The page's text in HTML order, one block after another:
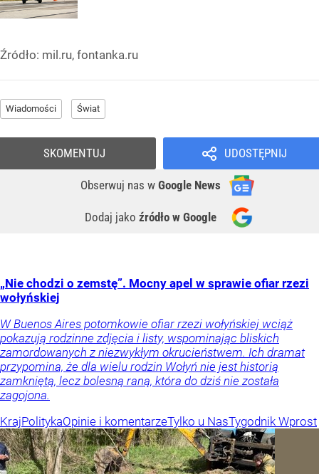
Źródło: mil.ru, fontanka.ru
Wiadomości Świat
UDOSTĘPNIJ
Obserwuj nas w Google News
Dodaj jako źródło w Google
SKOMENTUJ
„Nie chodzi o zemstę”. Mocny apel w sprawie ofiar rzezi
wołyńskiej
W Buenos Aires potomkowie ofiar rzezi wołyńskiej wciąż
pokazują rodzinne zdjęcia i listy, wspominając bliskich
zamordowanych z niezwykłym okrucieństwem. Ich dramat
przypomina, że dla wielu rodzin Wołyń nie jest historią
zamkniętą, lecz bolesną raną, która do dziś nie została
zagojona.
KrajPolitykaOpinie i komentarzeTylko u NasTygodnik Wprost